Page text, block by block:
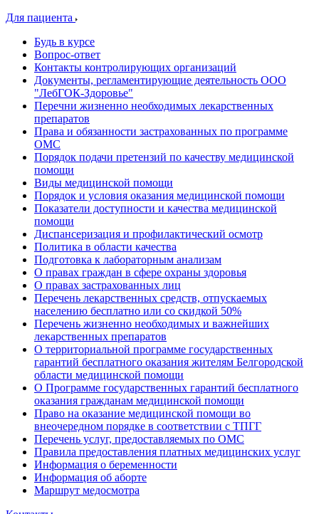
Для пациента
Будь в курсе
Вопрос-ответ
Контакты контролирующих организаций
Документы, регламентирующие деятельность ООО
"ЛебГОК-Здоровье"
Перечни жизненно необходимых лекарственных
препаратов
Права и обязанности застрахованных по программе
ОМС
Порядок подачи претензий по качеству медицинской
помощи
Виды медицинской помощи
Порядок и условия оказания медицинской помощи
Показатели доступности и качества медицинской
помощи
Диспансеризация и профилактический осмотр
Политика в области качества
Подготовка к лабораторным анализам
О правах граждан в сфере охраны здоровья
О правах застрахованных лиц
Перечень лекарственных средств, отпускаемых
населению бесплатно или со скидкой 50%
Перечень жизненно необходимых и важнейших
лекарственных препаратов
О территориальной программе государственных
гарантий бесплатного оказания жителям Белгородской
области медицинской помощи
О Программе государственных гарантий бесплатного
оказания гражданам медицинской помощи
Право на оказание медицинской помощи во
внеочередном порядке в соответствии с ТПГГ
Перечень услуг, предоставляемых по ОМС
Правила предоставления платных медицинских услуг
Информация о беременности
Информация об аборте
Маршрут медосмотра